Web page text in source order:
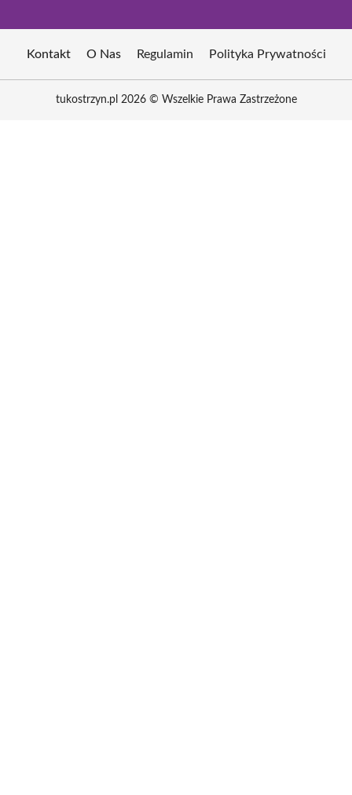
Kontakt O Nas Regulamin Polityka Prywatności
tukostrzyn.pl 2026 © Wszelkie Prawa Zastrzeżone